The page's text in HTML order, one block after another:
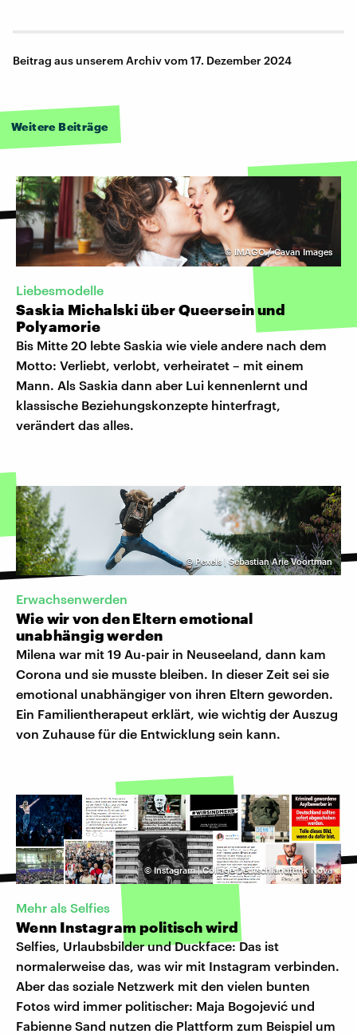
Beitrag aus unserem Archiv vom 17. Dezember 2024
Weitere Beiträge
© IMAGO / Cavan Images
Liebesmodelle
Saskia Michalski über Queersein und
Polyamorie
Bis Mitte 20 lebte Saskia wie viele andere nach dem
Motto: Verliebt, verlobt, verheiratet – mit einem
Mann. Als Saskia dann aber Lui kennenlernt und
klassische Beziehungskonzepte hinterfragt,
verändert das alles.
©Pexels | Sebastian Arie Voortman
Erwachsenwerden
Wie wir von den Eltern emotional
unabhängig werden
Milena war mit 19 Au-pair in Neuseeland, dann kam
Corona und sie musste bleiben. In dieser Zeit sei sie
emotional unabhängiger von ihren Eltern geworden.
Ein Familientherapeut erklärt, wie wichtig der Auszug
von Zuhause für die Entwicklung sein kann.
©Instagram | Collage Deutschlandfunk Nova
Mehr als Selfies
Wenn Instagram politisch wird
Selfies, Urlaubsbilder und Duckface: Das ist
normalerweise das, was wir mit Instagram verbinden.
Aber das soziale Netzwerk mit den vielen bunten
Fotos wird immer politischer: Maja Bogojević und
Fabienne Sand nutzen die Plattform zum Beispiel um